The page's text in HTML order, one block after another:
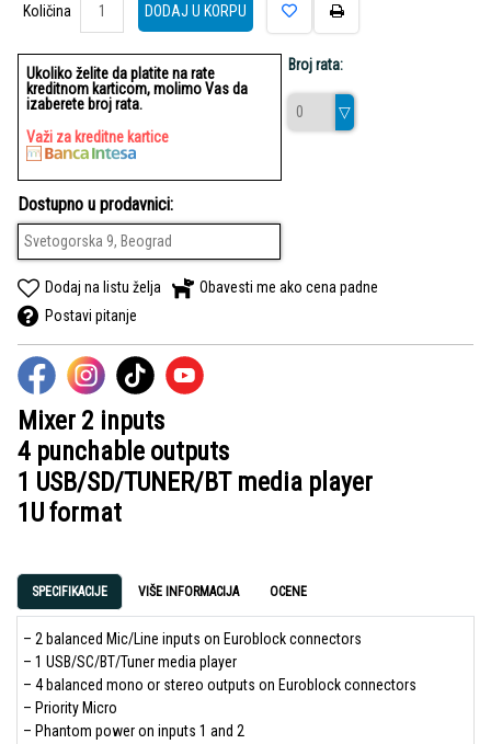
Količina
DODAJ U KORPU
Ukoliko želite da platite na rate
kreditnom karticom, molimo Vas da
izaberete broj rata.
Važi za kreditne kartice
Broj rata:
Dostupno u prodavnici:
Svetogorska 9, Beograd
Dodaj na listu želja
Obavesti me ako cena padne
Postavi pitanje
Mixer 2 inputs
4 punchable outputs
1 USB/SD/TUNER/BT media player
1U format
SPECIFIKACIJE VIŠE INFORMACIJA OCENE
– 2 balanced Mic/Line inputs on Euroblock connectors
– 1 USB/SC/BT/Tuner media player
– 4 balanced mono or stereo outputs on Euroblock connectors
– Priority Micro
– Phantom power on inputs 1 and 2